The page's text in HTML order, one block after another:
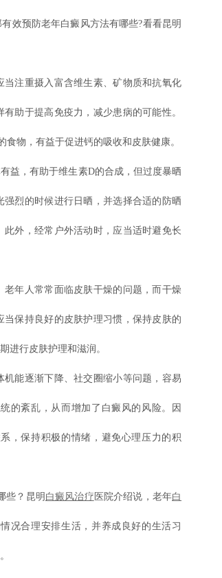
效预防老年白癜风方法有哪些?看看昆明
当注重摄入富含维生素、矿物质和抗氧化
助于提高免疫力，减少患病的可能性。
物，有益于促进钙的吸收和皮肤健康。
，有助于维生素D的合成，但过度暴晒
烈的时候进行日晒，并选择合适的防晒
外，经常户外活动时，应当适时避免长
老年人常常面临皮肤干燥的问题，而干燥
当保持良好的皮肤护理习惯，保持皮肤的
进行皮肤护理和滋润。
能逐渐下降、社交圈缩小等问题，容易
的紊乱，从而增加了白癜风的风险。因
，保持积极的情绪，避免心理压力的积
些？昆明 白癜风治疗 医院介绍说，老年白
况合理安排生活，并养成良好的生活习